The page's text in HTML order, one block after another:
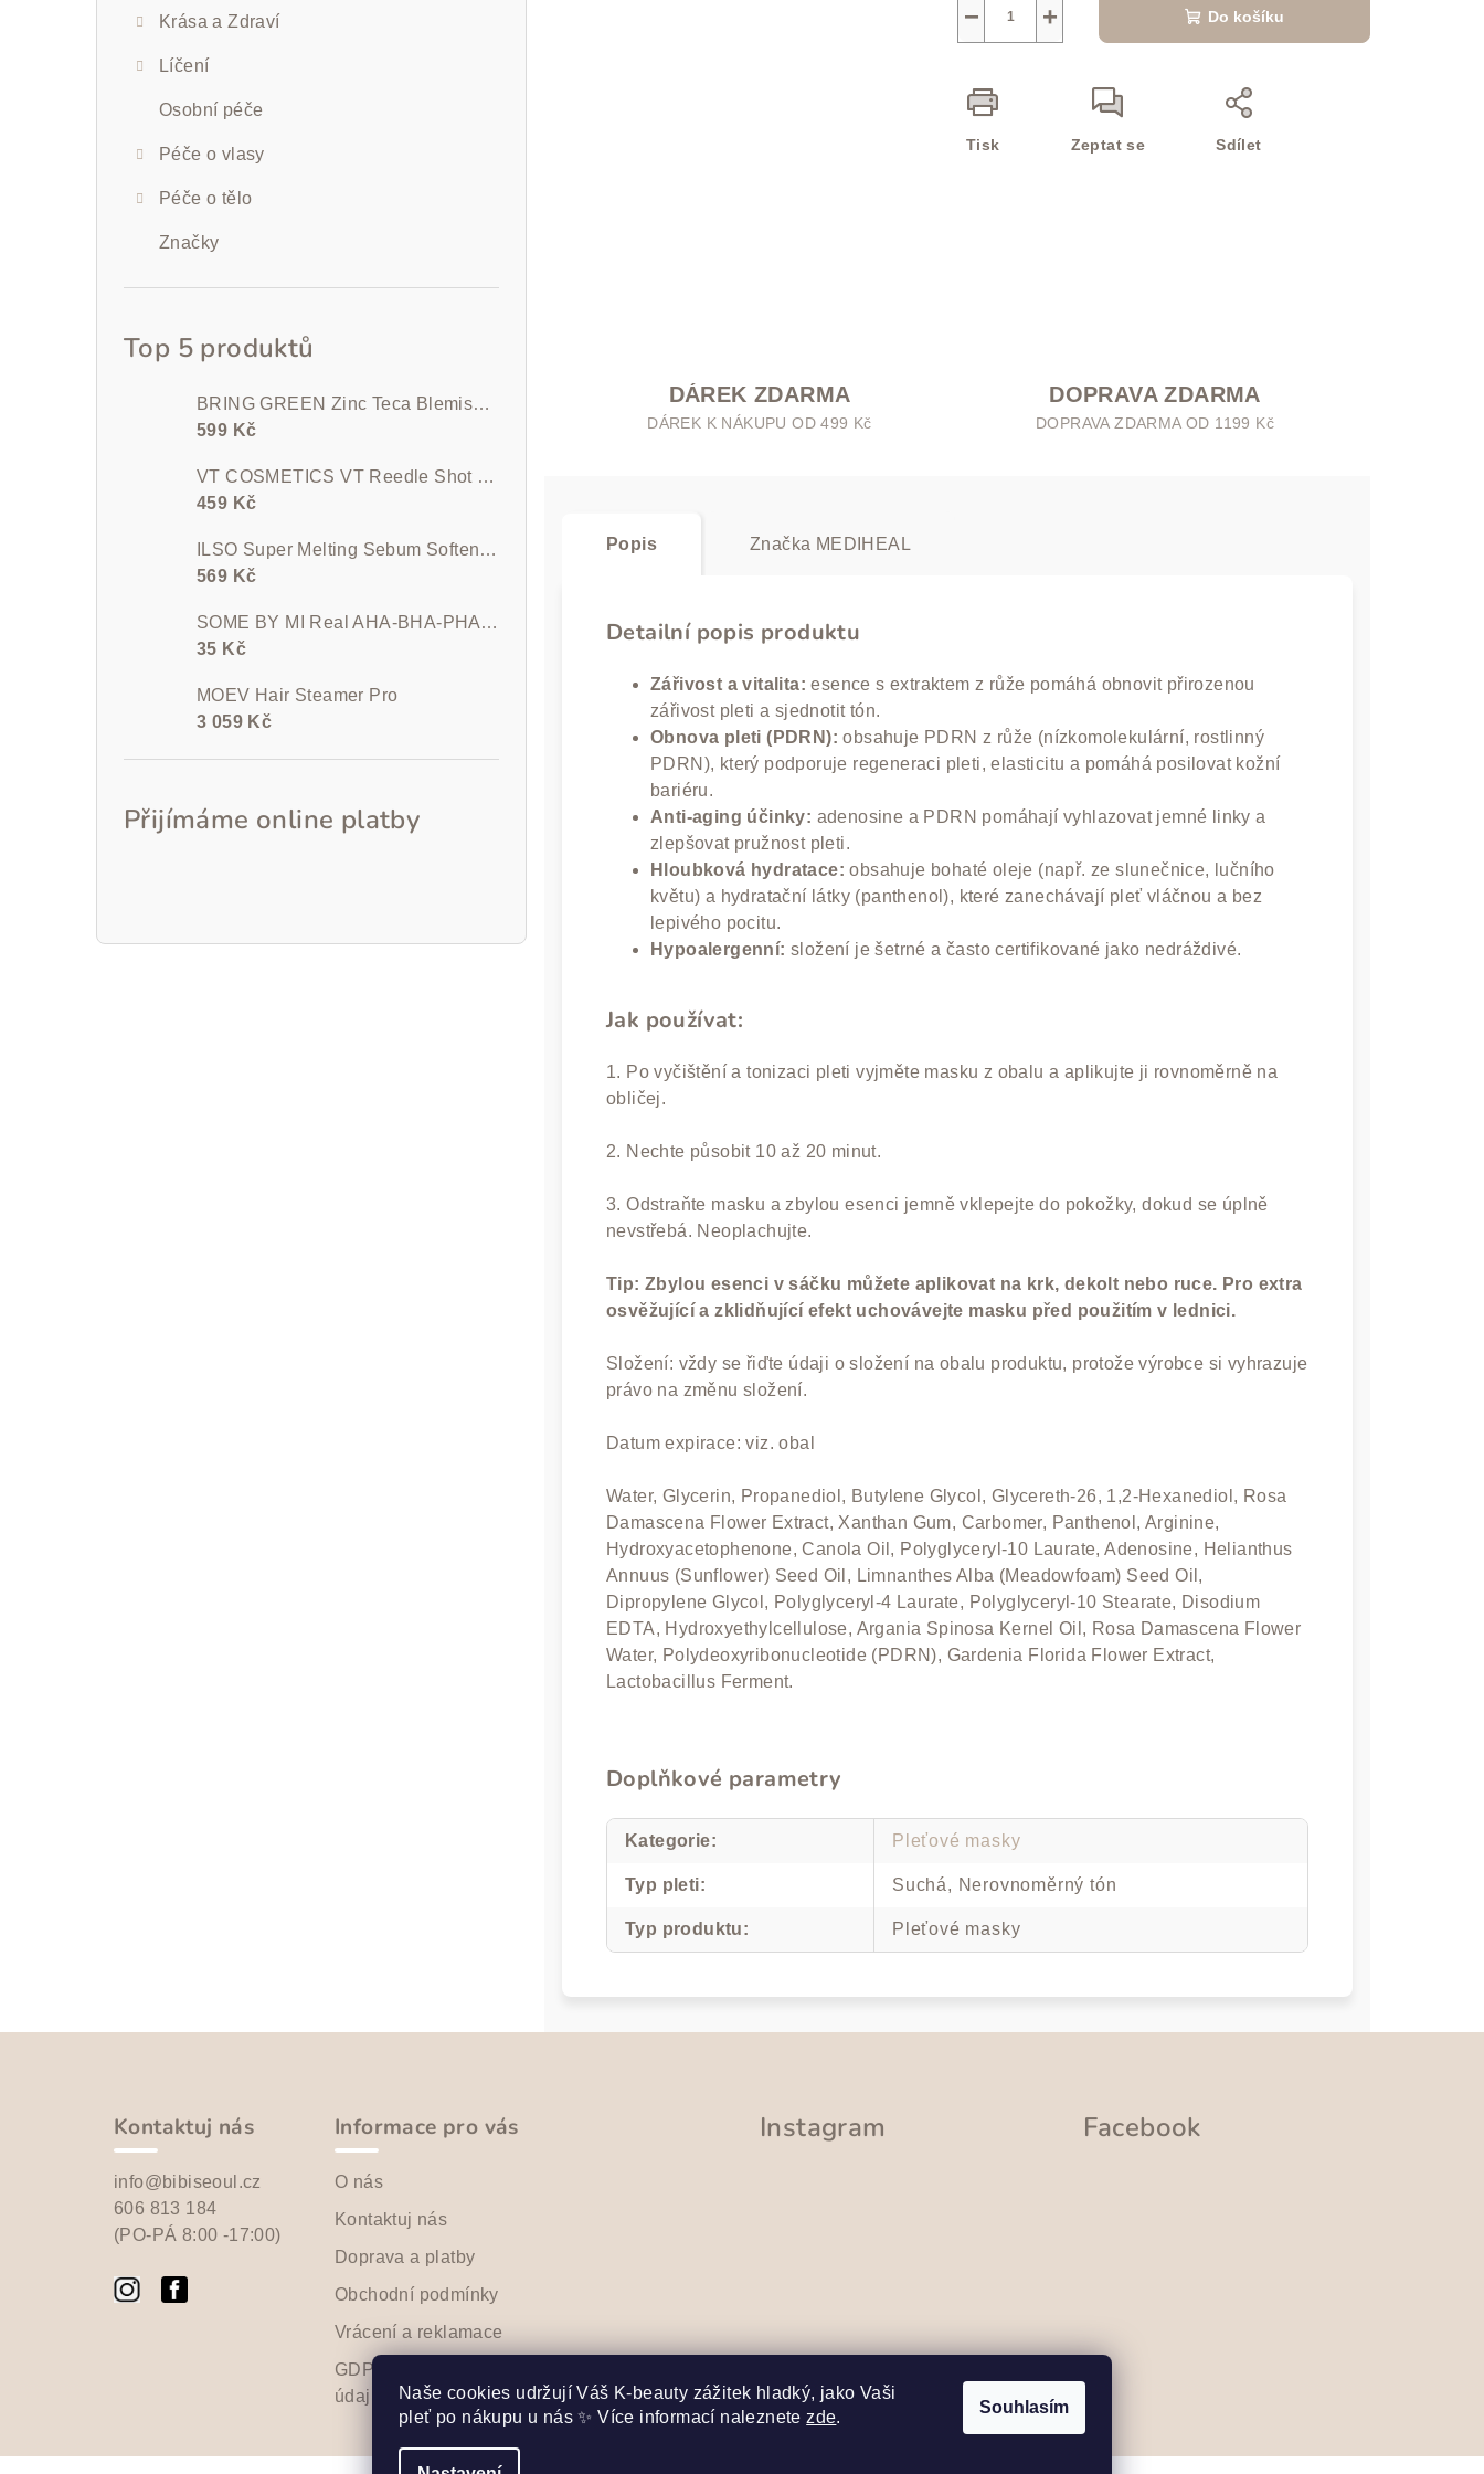
Naše cookies udržují Váš K-beauty zážitek hladký, jako Vaši
pleť po nákupu u nás ✨ Více informací naleznetezde.
Souhlasím
Krása a Zdraví
Líčení
Osobní péče
Péče o vlasy
Péče o tělo
Značky
Top 5 produktů
BRING GREEN Zinc Teca Blemish Serum 25 ml
599 Kč
VT COSMETICS VT Reedle Shot 100 50 ml
459 Kč
ILSO Super Melting Sebum Softener (cotton pads) set
569 Kč
SOME BY MI Real AHA-BHA-PHA Calming Care Mask
35 Kč
MOEV Hair Steamer Pro
3 059 Kč
Přijímáme online platby
+
− Do košíku
Tisk Zeptat se Sdílet
DÁREK ZDARMA
DÁREK K NÁKUPU OD 499 Kč
DOPRAVA ZDARMA
DOPRAVA ZDARMA OD 1199 Kč
Popis Značka MEDIHEAL
Detailní popis produktu
Zářivost a vitalita: esence s extraktem z růže pomáhá obnovit přirozenou
zářivost pleti a sjednotit tón.
Obnova pleti (PDRN): obsahuje PDRN z růže (nízkomolekulární, rostlinný
PDRN), který podporuje regeneraci pleti, elasticitu a pomáhá posilovat kožní
bariéru.
Anti-aging účinky: adenosine a PDRN pomáhají vyhlazovat jemné linky a
zlepšovat pružnost pleti.
Hloubková hydratace: obsahuje bohaté oleje (např. ze slunečnice, lučního
květu) a hydratační látky (panthenol), které zanechávají pleť vláčnou a bez
lepivého pocitu.
Hypoalergenní: složení je šetrné a často certifikované jako nedráždivé.
Jak používat:
1. Po vyčištění a tonizaci pleti vyjměte masku z obalu a aplikujte ji rovnoměrně na
obličej.
2. Nechte působit 10 až 20 minut.
3. Odstraňte masku a zbylou esenci jemně vklepejte do pokožky, dokud se úplně
nevstřebá. Neoplachujte.
Tip: Zbylou esenci v sáčku můžete aplikovat na krk, dekolt nebo ruce. Pro extra
osvěžující a zklidňující efekt uchovávejte masku před použitím v lednici.
Složení: vždy se řiďte údaji o složení na obalu produktu, protože výrobce si vyhrazuje
právo na změnu složení.
Datum expirace: viz. obal
Water, Glycerin, Propanediol, Butylene Glycol, Glycereth-26, 1,2-Hexanediol, Rosa
Damascena Flower Extract, Xanthan Gum, Carbomer, Panthenol, Arginine,
Hydroxyacetophenone, Canola Oil, Polyglyceryl-10 Laurate, Adenosine, Helianthus
Annuus (Sunflower) Seed Oil, Limnanthes Alba (Meadowfoam) Seed Oil,
Dipropylene Glycol, Polyglyceryl-4 Laurate, Polyglyceryl-10 Stearate, Disodium
EDTA, Hydroxyethylcellulose, Argania Spinosa Kernel Oil, Rosa Damascena Flower
Water, Polydeoxyribonucleotide (PDRN), Gardenia Florida Flower Extract,
Lactobacillus Ferment.
Doplňkové parametry
Kategorie: Pleťové masky
Typ pleti: Suchá, Nerovnoměrný tón
Typ produktu: Pleťové masky
Kontaktuj nás
info@bibiseoul.cz
606 813 184
(PO-PÁ 8:00 -17:00)
Informace pro vás
O nás
Kontaktuj nás
Doprava a platby
Obchodní podmínky
Vrácení a reklamace
GDPR - Ochrana osobních
údajů
Instagram
Sledovat na Instagramu
Facebook